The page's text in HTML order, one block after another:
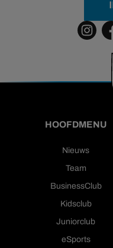
HOOFDMENU
Nieuws
Team
BusinessClub
Kidsclub
Juniorclub
eSports